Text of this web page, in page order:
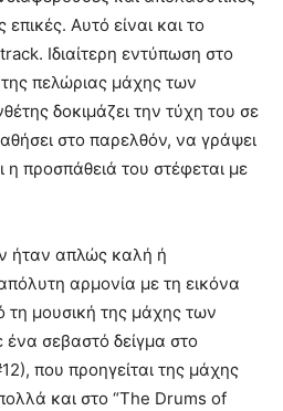
επικές. Αυτό είναι και το
Ιδιαίτερη εντύπωση στο
πελώριας μάχης των
δοκιμάζει την τύχη του σε
στο παρελθόν, να γράψει
προσπάθειά του στέφεται με
ήταν απλώς καλή ή
αρμονία με τη εικόνα
τη μουσική της μάχης των
σεβαστό δείγμα στο
που προηγείται της μάχης
και στο “The Drums of